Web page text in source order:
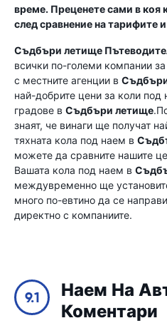
време. Преценете сами в коя
след сравнение на тарифите
Съдбъри летище
всички по-големи компании
с местните агенции в
най-добрите цени за коли под
градове в Съдбъри летище
знаят, че винаги ще получат
тяхната кола под наем в
можете да сравните нашите
Вашата кола под наем в
междувременно ще
много по-евтино да се
директно с компаниите.
9.1
Наем На
Коментари